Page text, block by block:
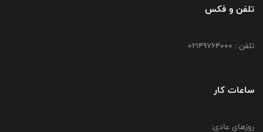
تلفن و فکس
تلفن : 02149764000
ساعات کار
روزهای عادی: